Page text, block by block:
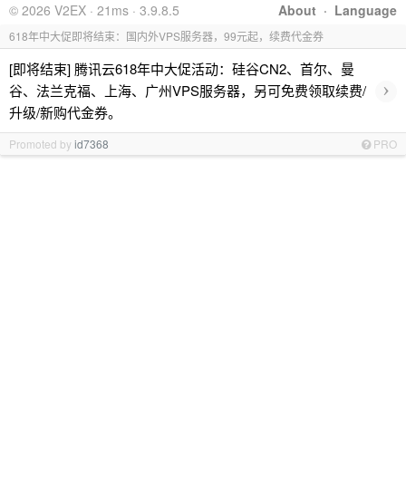
About · Language
© 2026 V2EX · 21ms · 3.9.8.5
618年中大促即将结束：国内外VPS服务器，99元起，续费代金券
[即将结束] 腾讯云618年中大促活动：硅谷CN2、首尔、曼
谷、法兰克福、上海、广州VPS服务器，另可免费领取续费/
升级/新购代金券。
›
Promoted byid7368 PRO